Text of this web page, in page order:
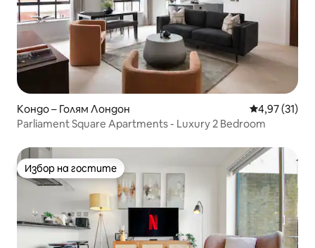
Кондо – Голям Лондон Средна
4,97 (31)
Parliament Square Apartments - Luxury 2 Bedroom
Избор на гостите
Избор на гостите